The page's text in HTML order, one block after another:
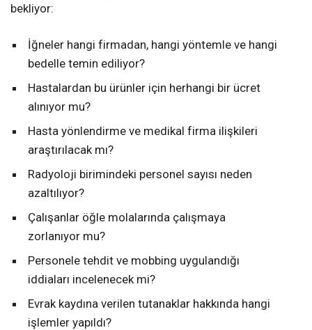
bekliyor:
İğneler hangi firmadan, hangi yöntemle ve hangi
bedelle temin ediliyor?
Hastalardan bu ürünler için herhangi bir ücret
alınıyor mu?
Hasta yönlendirme ve medikal firma ilişkileri
araştırılacak mı?
Radyoloji birimindeki personel sayısı neden
azaltılıyor?
Çalışanlar öğle molalarında çalışmaya
zorlanıyor mu?
Personele tehdit ve mobbing uygulandığı
iddiaları incelenecek mi?
Evrak kaydına verilen tutanaklar hakkında hangi
işlemler yapıldı?